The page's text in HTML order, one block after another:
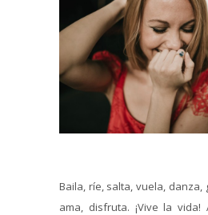
Baila, ríe, salta, vuela, danza,
ama, disfruta. ¡Vive la vida!